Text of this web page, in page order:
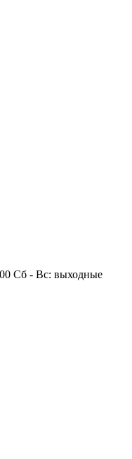
Сб - Вс: выходные